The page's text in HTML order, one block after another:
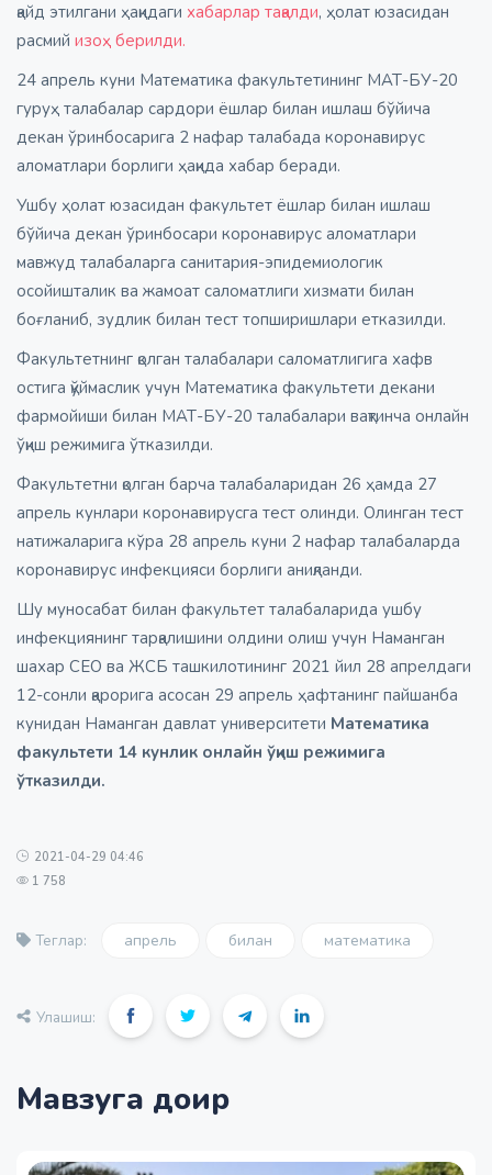
қайд этилгани ҳақидаги хабарлар тақалди, ҳолат юзасидан
расмий изоҳ берилди.
24 апрель куни Математика факультетининг МАТ-БУ-20
гуруҳ талабалар сардори ёшлар билан ишлаш бўйича
декан ўринбосарига 2 нафар талабада коронавирус
аломатлари борлиги ҳақида хабар беради.
Ушбу ҳолат юзасидан факультет ёшлар билан ишлаш
бўйича декан ўринбосари коронавирус аломатлари
мавжуд талабаларга санитария-эпидемиологик
осойишталик ва жамоат саломатлиги хизмати билан
боғланиб, зудлик билан тeст топширишлари етказилди.
Факультетнинг қолган талабалари саломатлигига хафв
остига қўймаслик учун Математика факультети декани
фармойиши билан МАТ-БУ-20 талабалари вақтинча онлайн
ўқиш режимига ўтказилди.
Факультетни қолган барча талабаларидан 26 ҳамда 27
апрель кунлари коронавирусга тест олинди. Олинган тест
натижаларига кўра 28 апрель куни 2 нафар талабаларда
коронавирус инфекцияси борлиги аниқланди.
Шу муносабат билан факультет талабаларида ушбу
инфекциянинг тарқалишини олдини олиш учун Наманган
шахар СEО ва ЖСБ ташкилотининг 2021 йил 28 апрелдаги
12-сонли қарорига асосан 29 апрель ҳафтанинг пайшанба
кунидан Наманган давлат университети Математика
факультети 14 кунлик онлайн ўқиш режимига
ўтказилди.
2021-04-29 04:46
1 758
Теглар: апрель билан математика
Улашиш:
Мавзуга доир